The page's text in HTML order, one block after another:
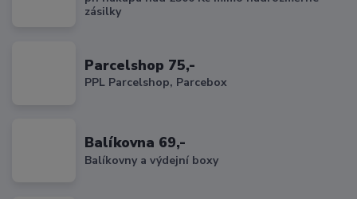
zásilky
Parcelshop 75,-
PPL Parcelshop, Parcebox
Balíkovna 69,-
Balíkovny a výdejní boxy